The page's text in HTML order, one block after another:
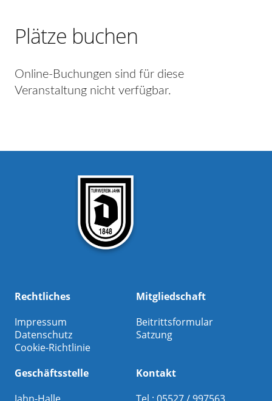
Plätze buchen
Online-Buchungen sind für diese
Veranstaltung nicht verfügbar.
Rechtliches
Impressum
Datenschutz
Cookie-Richtlinie
Mitgliedschaft
Beitrittsformular
Satzung
Geschäftsstelle
Kontakt